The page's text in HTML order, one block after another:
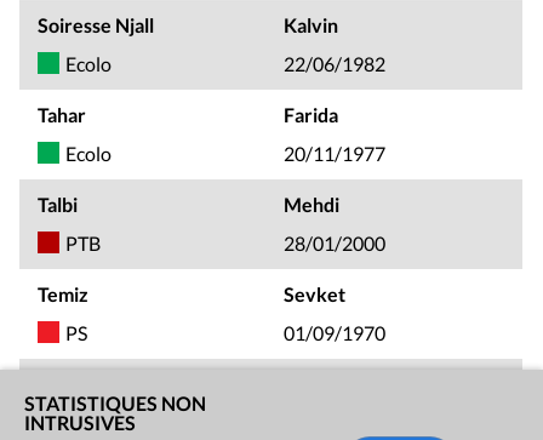
Soiresse Njall
Kalvin
Ecolo
22/06/1982
Tahar
Farida
Ecolo
20/11/1977
Talbi
Mehdi
PTB
28/01/2000
Temiz
Sevket
PS
01/09/1970
Ecolo
STATISTIQUES NON
INTRUSIVES